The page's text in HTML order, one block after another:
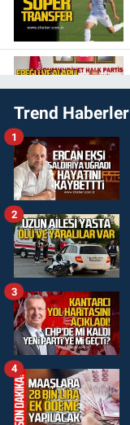
Trend Haberler
1
2
3
4